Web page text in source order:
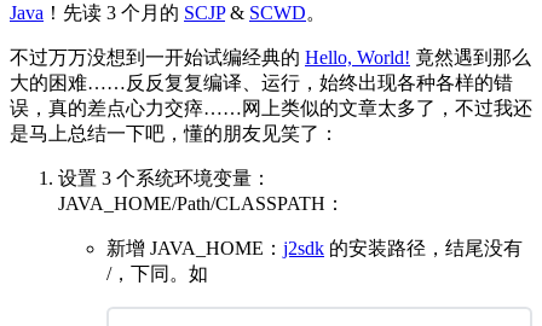
Java ！先读 3 个月的 SCJP& SCWD。
不过万万没想到一开始试编经典的 Hello, World! 竟然遇到那么
大的困难……反反复复编译、运行，始终出现各种各样的错
误，真的差点心力交瘁……网上类似的文章太多了，不过我还
是马上总结一下吧，懂的朋友见笑了：
设置 3 个系统环境变量：
JAVA_HOME/Path/CLASSPATH：
新增 JAVA_HOME： j2sdk 的安装路径，结尾没有
/，下同。如